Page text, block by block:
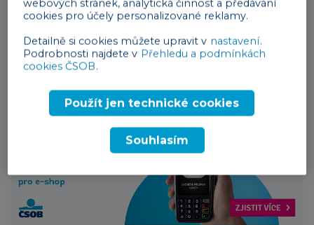
různých kybernetických útoků,
Spoofing může zahrnovat falšování e-mailové
adresy, IP adresy, telefonního čísla nebo
Spoofing.
webových stránek, analytická činnost a předávání
cookies pro účely personalizované reklamy.
Detailně si cookies můžete upravit v nastavení.
Podrobnosti najdete v Přehledu a podmínkách
cookies ČSOB.
Použít jen technické cookies
Souhlasím